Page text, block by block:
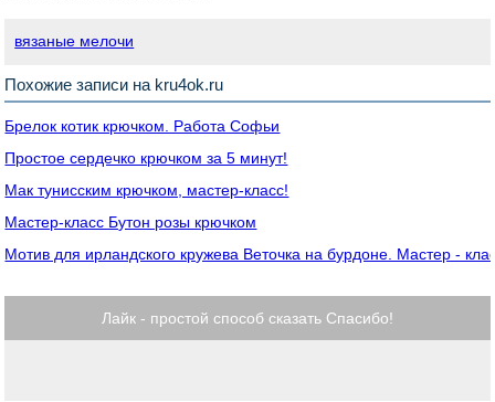
вязаные мелочи
Похожие записи на kru4ok.ru
Брелок котик крючком. Работа Софьи
Простое сердечко крючком за 5 минут!
Мак тунисским крючком, мастер-класс!
Мастер-класс Бутон розы крючком
Мотив для ирландского кружева Веточка на бурдоне. Мастер -
Лайк - простой способ сказать Спасибо!